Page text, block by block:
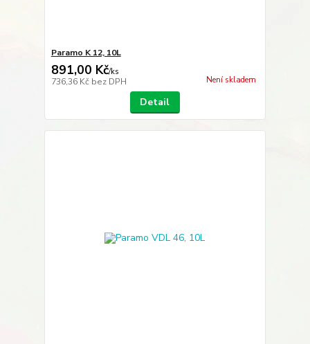
Paramo K 12, 10L
891,00 Kč/ks
736,36 Kč bez DPH Není skladem
Detail